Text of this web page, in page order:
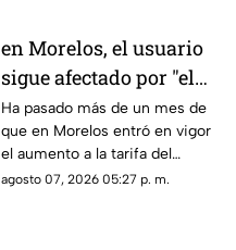
en Morelos, el usuario
sigue afectado por "el
tarifazo"
Ha pasado más de un mes de
que en Morelos entró en vigor
el aumento a la tarifa del
transporte público. Un mes,
agosto 07, 2026 05:27 p. m.